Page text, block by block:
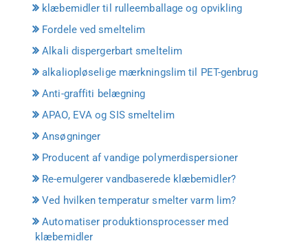
klæbemidler til rulleemballage og opvikling
Fordele ved smeltelim
Alkali dispergerbart smeltelim
alkaliopløselige mærkningslim til PET-genbrug
Anti-graffiti belægning
APAO, EVA og SIS smeltelim
Ansøgninger
Producent af vandige polymerdispersioner
Re-emulgerer vandbaserede klæbemidler?
Ved hvilken temperatur smelter varm lim?
Automatiser produktionsprocesser med
klæbemidler